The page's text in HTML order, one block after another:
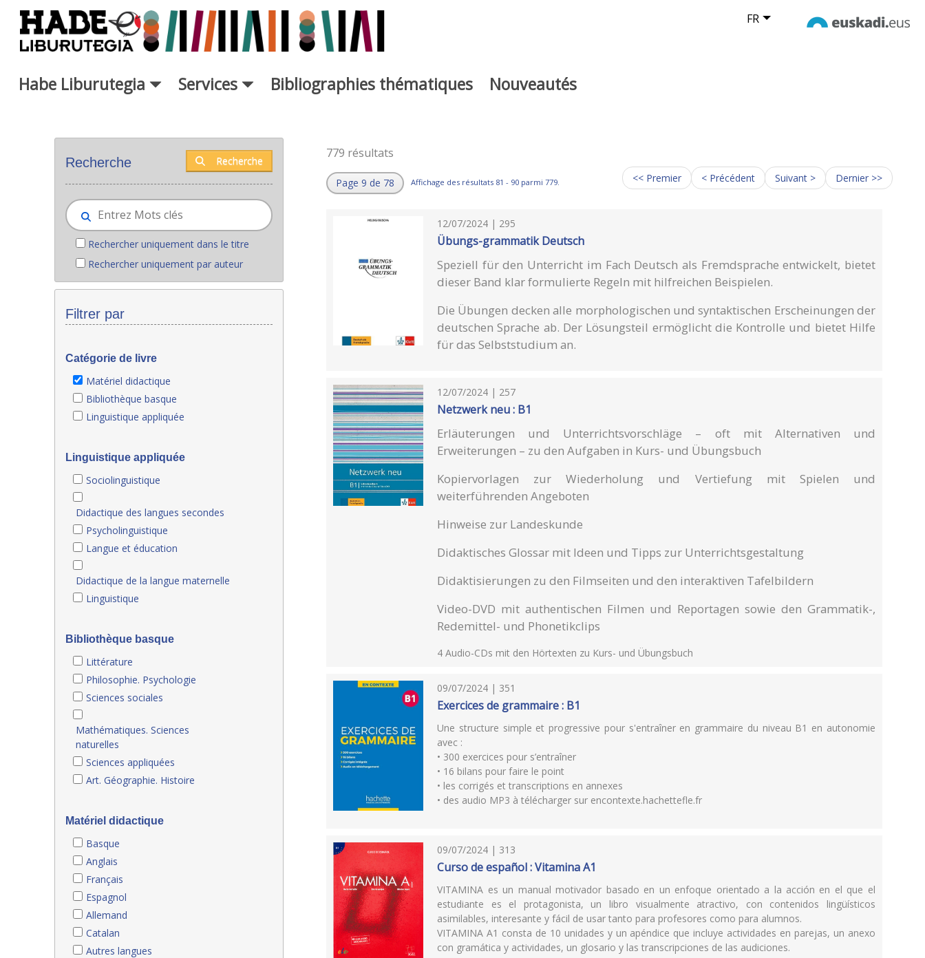
Saut au contenu principal FR
Habe Liburutegia Services Bibliographies thématiques Nouveautés
Recherche Recherche
Rechercher uniquement dans le titre
Rechercher uniquement par auteur
Filtrer par
Catégorie de livre
Matériel didactique
Bibliothèque basque
Linguistique appliquée
Linguistique appliquée
Sociolinguistique
Didactique des langues secondes
Psycholinguistique
Langue et éducation
Didactique de la langue maternelle
Linguistique
Bibliothèque basque
Littérature
Philosophie. Psychologie
Sciences sociales
Mathématiques. Sciences
naturelles
Sciences appliquées
Art. Géographie. Histoire
Matériel didactique
Basque
Anglais
Français
Espagnol
Allemand
Catalan
Autres langues
779 résultats
Page 9 de 78 Affichage des résultats 81 - 90 parmi 779. << Premier < Précédent Suivant > Dernier >>
12/07/2024 | 295
Übungs-grammatik Deutsch
Speziell für den Unterricht im Fach Deutsch als Fremdsprache entwickelt, bietet
dieser Band klar formulierte Regeln mit hilfreichen Beispielen.
Die Übungen decken alle morphologischen und syntaktischen Erscheinungen der
deutschen Sprache ab. Der Lösungsteil ermöglicht die Kontrolle und bietet Hilfe
für das Selbststudium an.
12/07/2024 | 257
Netzwerk neu : B1
Erläuterungen und Unterrichtsvorschläge – oft mit Alternativen und
Erweiterungen – zu den Aufgaben in Kurs- und Übungsbuch
Kopiervorlagen zur Wiederholung und Vertiefung mit Spielen und
weiterführenden Angeboten
Hinweise zur Landeskunde
Didaktisches Glossar mit Ideen und Tipps zur Unterrichtsgestaltung
Didaktisierungen zu den Filmseiten und den interaktiven Tafelbildern
Video-DVD mit authentischen Filmen und Reportagen sowie den Grammatik-,
Redemittel- und Phonetikclips
4 Audio-CDs mit den Hörtexten zu Kurs- und Übungsbuch
09/07/2024 | 351
Exercices de grammaire : B1
Une structure simple et progressive pour s'entraîner en grammaire du niveau B1 en autonomie
avec :
• 300 exercices pour s’entraîner
• 16 bilans pour faire le point
• les corrigés et transcriptions en annexes
• des audio MP3 à télécharger sur encontexte.hachettefle.fr
09/07/2024 | 313
Curso de español : Vitamina A1
VITAMINA es un manual motivador basado en un enfoque orientado a la acción en el que el
estudiante es el protagonista, un libro visualmente atractivo, con contenidos lingüísticos
asimilables, interesante y fácil de usar tanto para profesores como para alumnos.
VITAMINA A1 consta de 10 unidades y un apéndice que incluye actividades en parejas, un anexo
con gramática y actividades, un glosario y las transcripciones de las audiciones.